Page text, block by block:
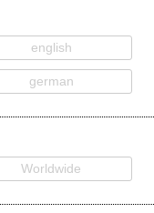
english
german
Worldwide